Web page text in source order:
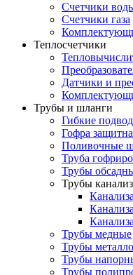
Счетчики
Счетчики газа
Теплосчетчики
Датчики и
Трубы и шланги
Гибкие
Гофра
Поливочные
Труба
Трубы
Трубы
Трубы медные
Трубы
Трубы
Трубы